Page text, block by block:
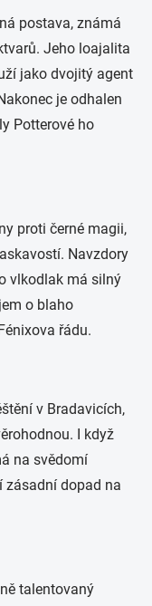
postava, známá
Jeho loajalita
jako dvojitý agent
je odhalen
Potterové ho
proti černé magii,
Navzdory
vlkodlak má silný
o blaho
řádu.
v Bradavicích,
I když
na svědomí
zásadní dopad na
talentovaný